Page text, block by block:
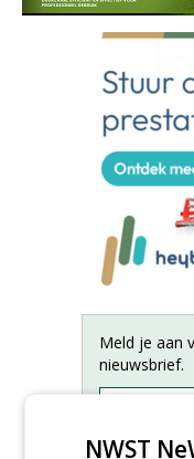
Meld je aan
nieuwsbrief.
NWST